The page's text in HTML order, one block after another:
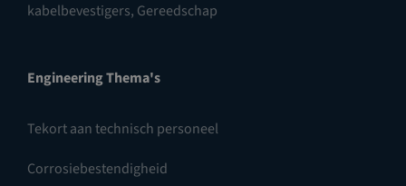
kabelbevestigers, Gereedschap
Engineering Thema's
Tekort aan technisch personeel
Corrosiebestendigheid